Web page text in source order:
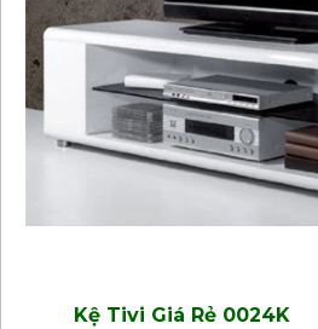
Kệ Tivi Giá Rẻ 0024K